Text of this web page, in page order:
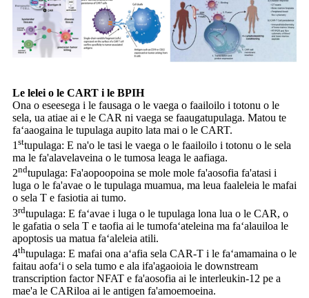
Le lelei o le CART i le BPIH
Ona o eseesega i le fausaga o le vaega o faailoilo i totonu o le
sela, ua atiae ai e le CAR ni vaega se faaugatupulaga. Matou te
faʻaaogaina le tupulaga aupito lata mai o le CART.
1 sttupulaga: E na'o le tasi le vaega o le faailoilo i totonu o le sela
ma le fa'alavelaveina o le tumosa leaga le aafiaga.
2ndtupulaga: Fa'aopoopoina se mole mole fa'aosofia fa'atasi i
luga o le fa'avae o le tupulaga muamua, ma leua faaleleia le mafai
o sela T e fasiotia ai tumo.
3rdtupulaga: E faʻavae i luga o le tupulaga lona lua o le CAR, o
le gafatia o sela T e taofia ai le tumofaʻateleina ma faʻalauiloa le
apoptosis ua matua faʻaleleia atili.
4thtupulaga: E mafai ona aʻafia sela CAR-T i le faʻamamaina o le
faitau aofaʻi o sela tumo e ala ifa'agaoioia le downstream
transcription factor NFAT e fa'aosofia ai le interleukin-12 pe a
mae'a le CARiloa ai le antigen fa'amoemoeina.